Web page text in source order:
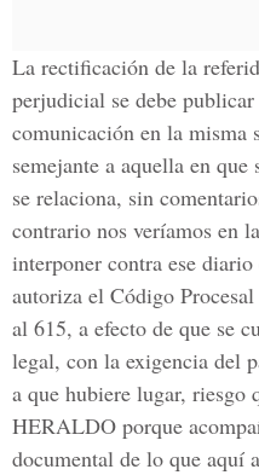
La rectificación de la
perjudicial se debe
comunicación en la misma
semejante a aquella en
se relaciona, sin
contrario nos veríamos en
interponer contra ese
autoriza el Código
al 615, a efecto de que se
legal, con la exigencia del
a que hubiere lugar, riesgo
HERALDO porque
documental de lo que aquí